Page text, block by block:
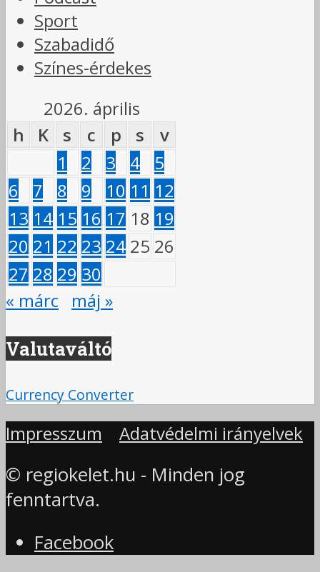
Sport
Szabadidő
Színes-érdekes
2026. április
h
K s c p s
v
1
2 3 4
5
6
7 8 9 10 11 12
13 14 15 16 17 18 19
20 21 22 23 24 25 26
27 28 29 30
« márc
máj »
Valutaváltó
Currency Converter
Impresszum Adatvédelmi irányelvek
© regiokelet.hu - Minden jog
fenntartva.
Facebook